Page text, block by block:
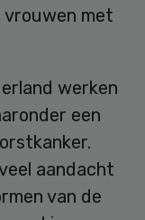
met
werken
een
aandacht
van de